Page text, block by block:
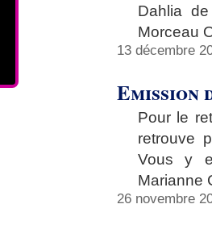
Dahlia
Morceau
13 décembre
Emission
Pour le
retrouve
Vous y
Marianne
26 novembre